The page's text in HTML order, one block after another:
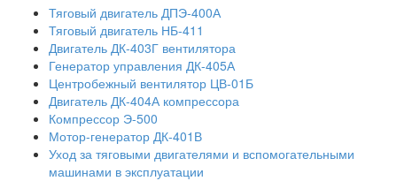
Тяговый двигатель ДПЭ-400А
Тяговый двигатель НБ-411
Двигатель ДК-403Г вентилятора
Генератор управления ДК-405А
Центробежный вентилятор ЦВ-01Б
Двигатель ДК-404А компрессора
Компрессор Э-500
Мотор-генератор ДК-401В
Уход за тяговыми двигателями и вспомогательными
машинами в эксплуатации